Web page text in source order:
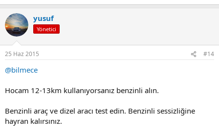
yusuf
Yönetici
25 Haz 2015 #14
@bilmece
Hocam 12-13km kullanıyorsanız benzinli alın.
Benzinli araç ve dizel aracı test edin. Benzinli sessizliğine
hayran kalırsınız.